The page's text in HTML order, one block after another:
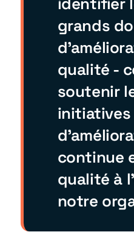
grands
qualité -
soutenir
initiatives
continue
qualité à
notre